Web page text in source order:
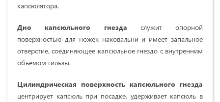
капсюлятора.
Дно капсюльного гнезда служит опорной
поверхностью для ножек наковальни и имеет запальное
отверстие, соединяющее капсюльное гнездо с внутренним
объёмом гильзы.
Цилиндрическая поверхность капсюльного гнезда
центрирует капсюль при посадке, удерживает капсюль в